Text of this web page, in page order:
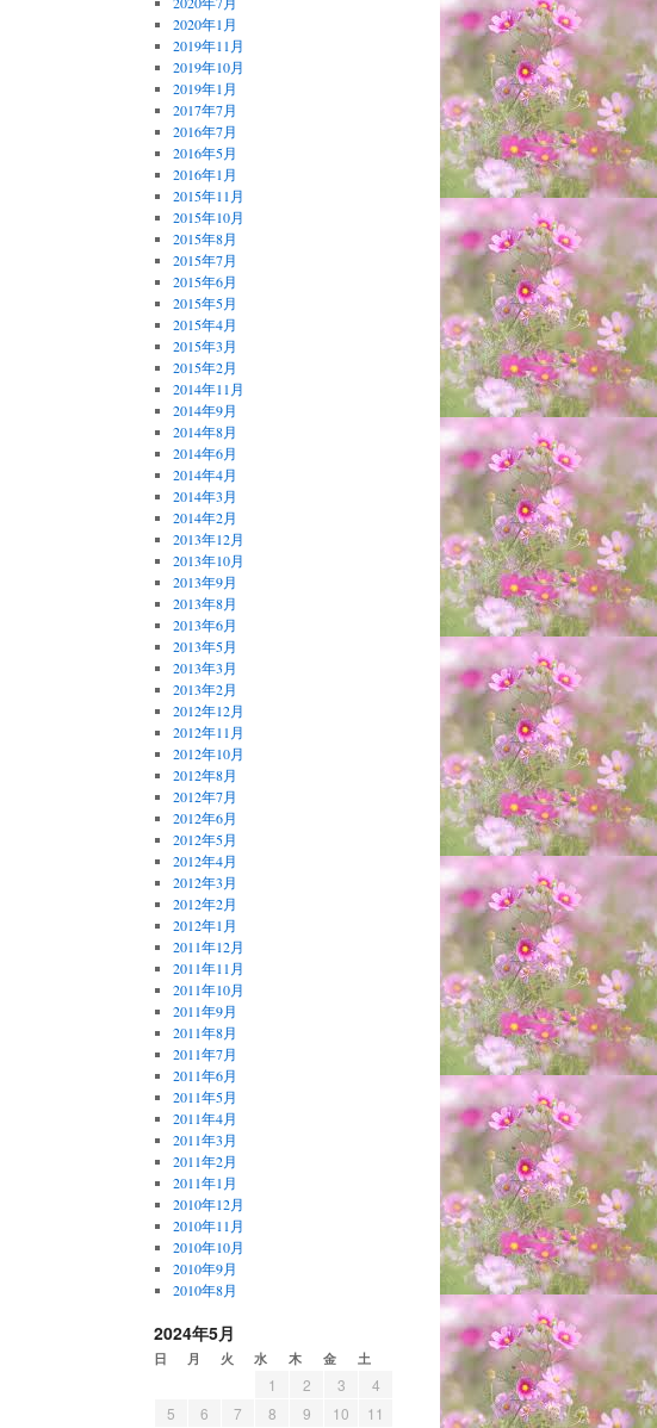
2020年1月
2019年11月
2019年10月
2019年1月
2017年7月
2016年7月
2016年5月
2016年1月
2015年11月
2015年10月
2015年8月
2015年7月
2015年6月
2015年5月
2015年4月
2015年3月
2015年2月
2014年11月
2014年9月
2014年8月
2014年6月
2014年4月
2014年3月
2014年2月
2013年12月
2013年10月
2013年9月
2013年8月
2013年6月
2013年5月
2013年3月
2013年2月
2012年12月
2012年11月
2012年10月
2012年8月
2012年7月
2012年6月
2012年5月
2012年4月
2012年3月
2012年2月
2012年1月
2011年12月
2011年11月
2011年10月
2011年9月
2011年8月
2011年7月
2011年6月
2011年5月
2011年4月
2011年3月
2011年2月
2011年1月
2010年12月
2010年11月
2010年10月
2010年9月
2010年8月
2024年5月
日 月 火 水 木 金 土
1 2 3
4
5
6 7 8 9 10 11